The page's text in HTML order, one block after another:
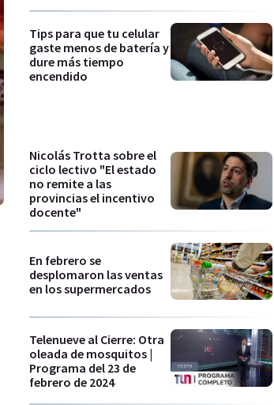
Tips para que tu celular
gaste menos de batería y
dure más tiempo
encendido
Nicolás Trotta sobre el
ciclo lectivo "El estado
no remite a las
provincias el incentivo
docente"
En febrero se
desplomaron las ventas
en los supermercados
Telenueve al Cierre: Otra
oleada de mosquitos |
Programa del 23 de
febrero de 2024